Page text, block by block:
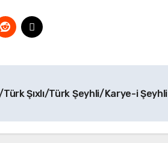
Türk Şıxlı/Türk Şeyhli/Karye-i Şeyhli